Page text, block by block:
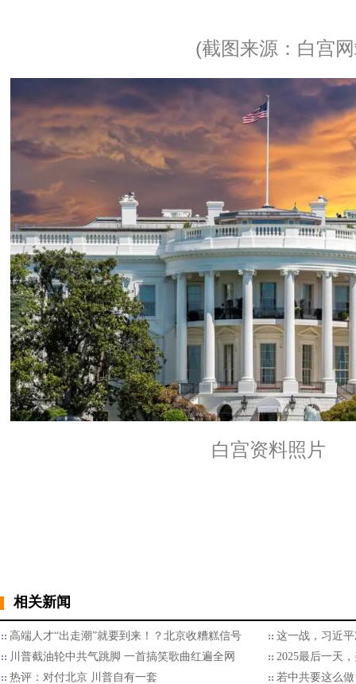
(截图来源：白宫网
白宫资料照片
相关新闻
高端人才“出走潮”就要到来！？北京收糟糕信号
这一战，习近
川普截油轮中共气跳脚 一首搞笑歌曲红遍全网
2025最后一天
热评：对付北京 川普自有一套
若中共要这么